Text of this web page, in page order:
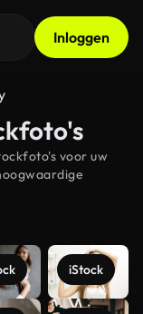
Inloggen
voor uw
iStock